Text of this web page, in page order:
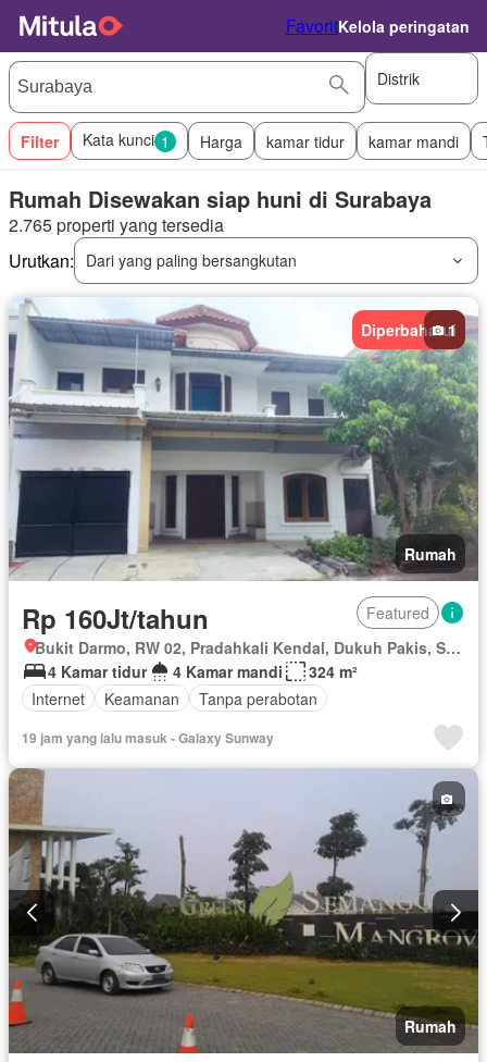
FavoritKelola peringatan
Distrik
Filter Kata kunci 1 Harga kamar tidur kamar mandi
Rumah Disewakan siap huni di Surabaya
2.765 properti yang tersedia
Urutkan:
Dari yang paling bersangkutan
Diperbaharui
Rumah
1
Rp 160Jt/tahun
Featured
Bukit Darmo, RW 02, Pradahkali Kendal, Dukuh Pakis, Surabaya, Jawa Timur
4 Kamar tidur
4 Kamar mandi
324 m²
Internet
Keamanan Tanpa perabotan
19 jam yang lalu masuk - Galaxy Sunway
Rumah